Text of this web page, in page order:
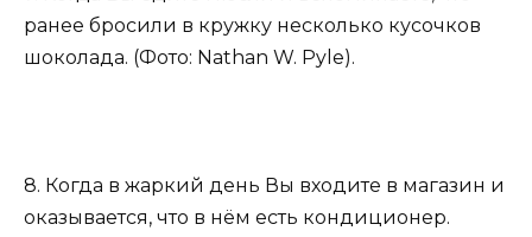
ранее бросили в кружку несколько кусочков
шоколада. (Фото: Nathan W. Pyle).
8. Когда в жаркий день Вы входите в магазин и
оказывается, что в нём есть кондиционер.